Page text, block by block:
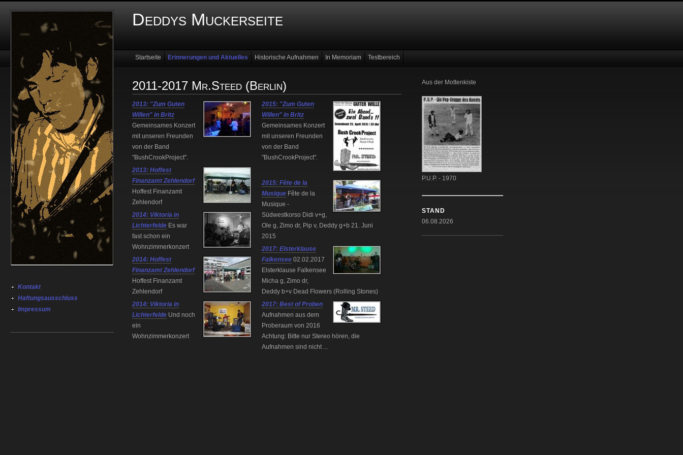
Deddys Muckerseite
Kontakt
Haftungsausschluss
Impressum
Startseite Erinnerungen und Aktuelles Historische Aufnahmen In Memoriam Testbereich
2011-2017 Mr.Steed (Berlin)
2013: "Zum Guten
Willen" in Britz
Gemeinsames Konzert
mit unseren Freunden
von der Band
"BushCrookProject".
2013: Hoffest
Finanzamt Zehlendorf
Hoffest Finanzamt
Zehlendorf
2014: Viktoria in
Lichterfelde Es war
fast schon ein
Wohnzimmerkonzert
2014: Hoffest
Finanzamt Zehlendorf
Hoffest Finanzamt
Zehlendorf
2014: Viktoria in
Lichterfelde Und noch
ein
Wohnzimmerkonzert
2015: "Zum Guten
Willen" in Britz
Gemeinsames Konzert
mit unseren Freunden
von der Band
"BushCrookProject".
2015: Fête de la
Musique Fête de la
Musique -
Südwestkorso Didi v+g,
Ole g, Zimo dr, Pip v, Deddy g+b 21. Juni
2015
2017: Elsterklause
Falkensee 02.02.2017
Elsterklause Falkensee
Micha g, Zimo dr,
Deddy b+v Dead Flowers (Rolling Stones)
2017: Best of Proben
Aufnahmen aus dem
Proberaum von 2016
Achtung: Bitte nur Stereo hören, die
Aufnahmen sind nicht ...
Aus der Mottenkiste
P.U.P. - 1970
STAND
06.08.2026